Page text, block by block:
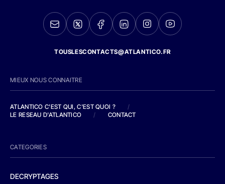
TOUSLESCONTACTS@ATLANTICO.FR
MIEUX NOUS CONNAITRE
ATLANTICO C'EST QUI, C'EST QUOI ?
/
LE RESEAU D'ATLANTICO
/ CONTACT
CATEGORIES
DECRYPTAGES